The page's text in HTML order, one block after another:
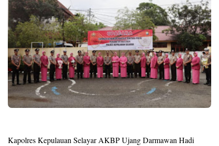
Kapolres Kepulauan Selayar AKBP Ujang Darmawan Hadi